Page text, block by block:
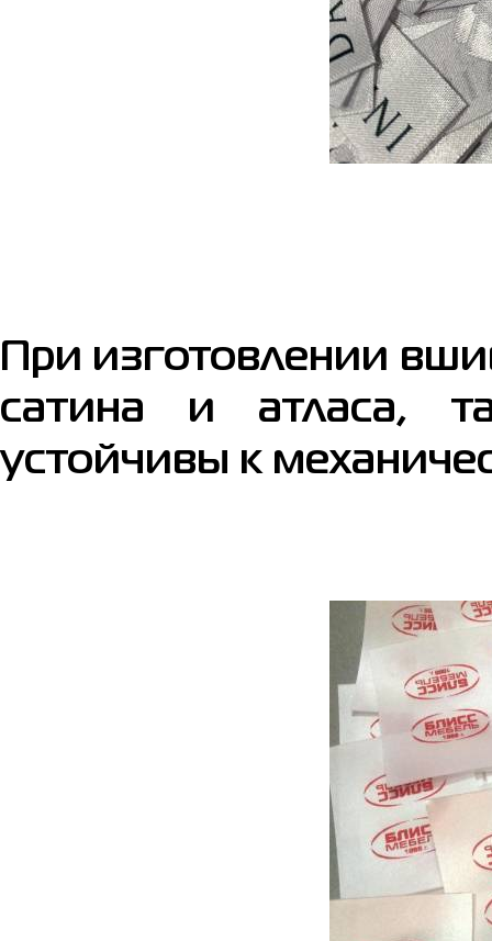
При изготовлении
сатина и атласа,
устойчивы к